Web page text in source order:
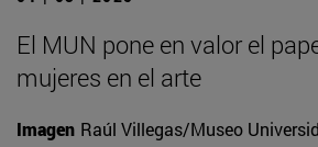
El MUN pone en valor el
mujeres en el arte
Imagen Raúl Villegas/Museo